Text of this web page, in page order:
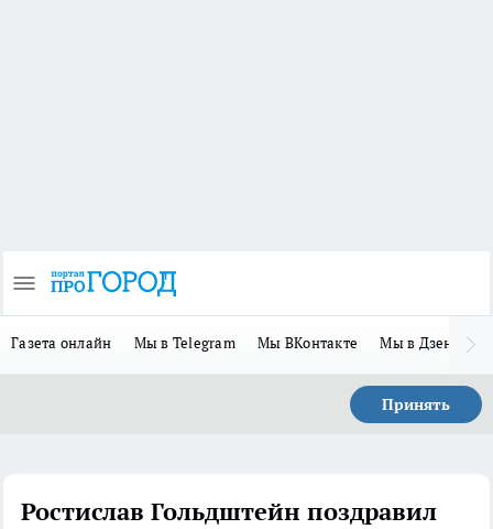
Газета онлайн Мы в Telegram Мы ВКонтакте Мы в Дзене
Принять
Ростислав Гольдштейн поздравил